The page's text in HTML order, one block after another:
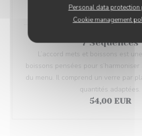
Personal data protection
Cookie management
40,00 EUR
7 Séquences
L’accord mets et boissons est
boissons pensées pour
du menu. Il comprend un verre par
quantités adaptées.
54,00 EUR